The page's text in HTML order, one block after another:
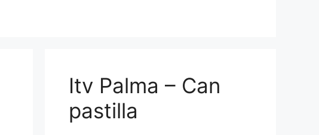
Itv Palma – Can
pastilla